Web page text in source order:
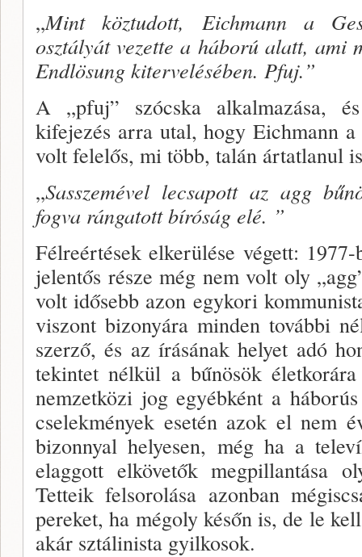
„Mint köztudott, Eichmann a
osztályát ve­zette a háború alatt, ami
Endlösung kitervelésében. Pfuj.”
A „pfuj” szócska alkalmazása,
kifejezés arra utal, hogy Eichmann a
volt felelős, mi több, talán ártatlanul
„Sasszemével lecsapott az agg
fogva rángatott bíróság elé. ”
Félreértések elkerülése végett:
je­lentős része még nem volt oly
volt idősebb azon egykori
viszont bi­zonyára minden további
szerző, és az írásá­nak helyet adó
tekintet nélkül a bűnösök
nem­zetközi jog egyébként a
cselekmé­nyek esetén azok el nem
bizonnyal helyesen, még ha a
elaggott elkövetők megpillantá­sa
Tetteik felsorolása azonban
pereket, ha mégoly későn is, de le
akár sztálinista gyilkosok.